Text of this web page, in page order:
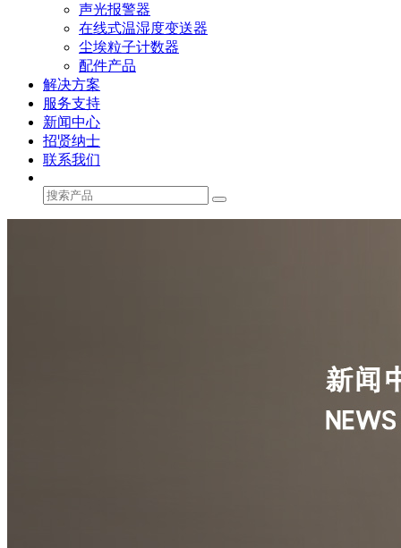
声光报警器
在线式温湿度变送器
尘埃粒子计数器
配件产品
解决方案
服务支持
新闻中心
招贤纳士
联系我们